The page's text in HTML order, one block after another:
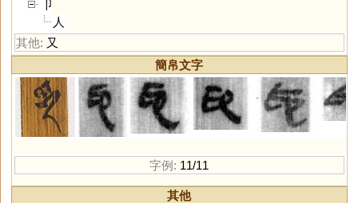
卩
人
其他: 又
簡帛文字
字例: 11/11
其他